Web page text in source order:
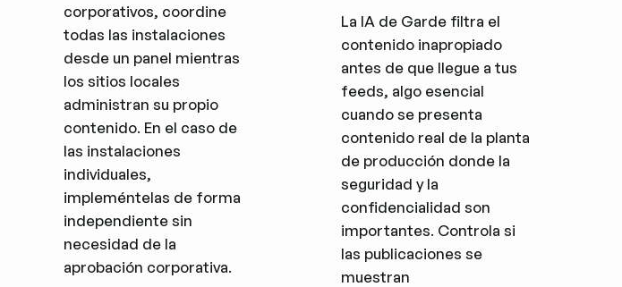
corporativos, coordine
todas las instalaciones
desde un panel mientras
los sitios locales
administran su propio
contenido. En el caso de
las instalaciones
individuales,
impleméntelas de forma
independiente sin
necesidad de la
aprobación corporativa.
La IA de Garde filtra el
contenido inapropiado
antes de que llegue a tus
feeds, algo esencial
cuando se presenta
contenido real de la planta
de producción donde la
seguridad y la
confidencialidad son
importantes. Controla si
las publicaciones se
muestran